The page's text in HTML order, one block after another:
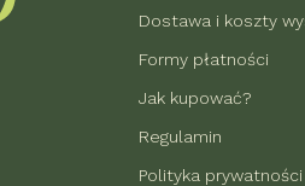
Dostawa i koszty
Formy płatności
Jak kupować?
Regulamin
Polityka prywatności